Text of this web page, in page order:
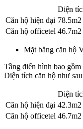
Diện
Căn hộ hiện đại 78.5m2
Căn hộ officetel 46.7m2
Mặt bằng căn hộ
Tầng điển hình bao
Diện tích căn hộ như
Diện
Căn hộ hiện đại 42.3m2
Căn hộ officetel 46.7m2